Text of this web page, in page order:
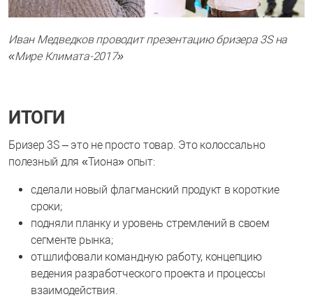
Иван Медведков проводит презентацию бризера 3S на
«Мире Климата-2017»
ИТОГИ
Бризер 3S – это не просто товар. Это колоссально
полезный для «Тиона» опыт:
сделали новый флагманский продукт в короткие
сроки;
подняли планку и уровень стремлений в своем
сегменте рынка;
отшлифовали командную работу, концепцию
ведения разработческого проекта и процессы
взаимодействия.